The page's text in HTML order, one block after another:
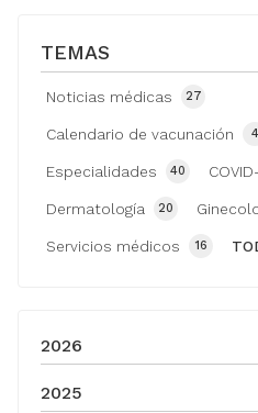
TEMAS
Noticias médicas 27
Calendario de vacunación 4
Especialidades 40
Dermatología 20
Servicios médicos 16
2026
2025